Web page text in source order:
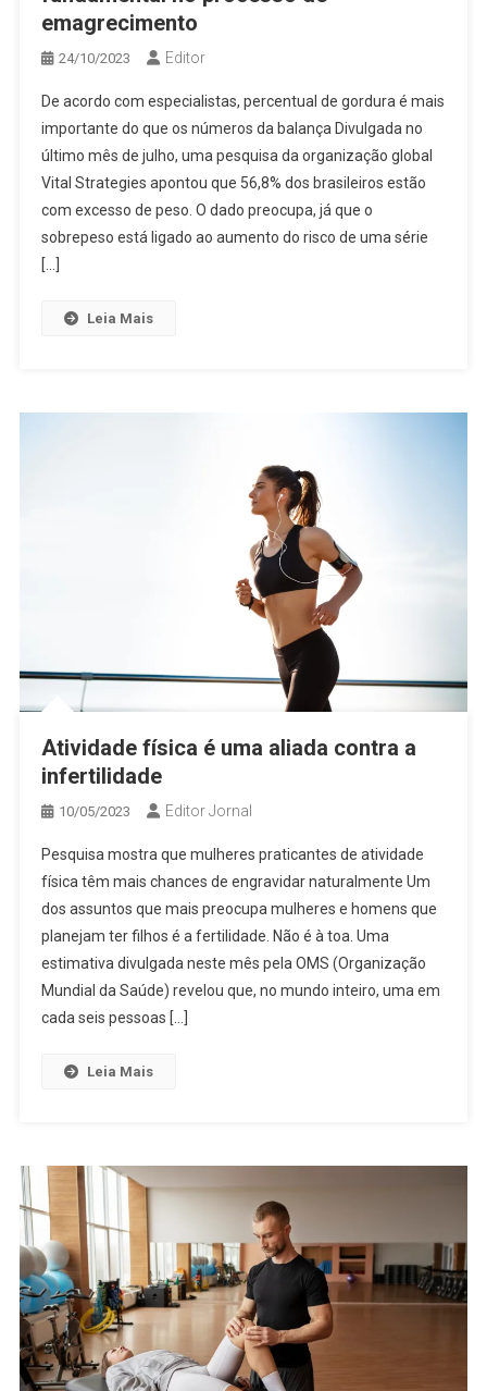
emagrecimento
24/10/2023 Editor
De acordo com especialistas, percentual de gordura é mais
importante do que os números da balança Divulgada no
último mês de julho, uma pesquisa da organização global
Vital Strategies apontou que 56,8% dos brasileiros estão
com excesso de peso. O dado preocupa, já que o
sobrepeso está ligado ao aumento do risco de uma série
[…]
Leia Mais
Atividade física é uma aliada contra a
infertilidade
10/05/2023 Editor Jornal
Pesquisa mostra que mulheres praticantes de atividade
física têm mais chances de engravidar naturalmente Um
dos assuntos que mais preocupa mulheres e homens que
planejam ter filhos é a fertilidade. Não é à toa. Uma
estimativa divulgada neste mês pela OMS (Organização
Mundial da Saúde) revelou que, no mundo inteiro, uma em
cada seis pessoas […]
Leia Mais